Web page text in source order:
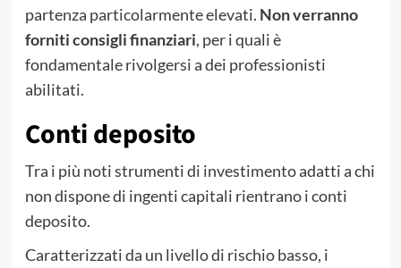
partenza particolarmente elevati. Non verranno
forniti consigli finanziari, per i quali è
fondamentale rivolgersi a dei professionisti
abilitati.
Conti deposito
Tra i più noti strumenti di investimento adatti a chi
non dispone di ingenti capitali rientrano i conti
deposito.
Caratterizzati da un livello di rischio basso, i